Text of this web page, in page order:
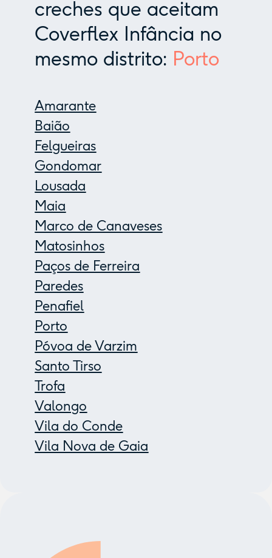
creches que aceitam
Coverflex Infância no
mesmo distrito: Porto
Amarante
Baião
Felgueiras
Gondomar
Lousada
Maia
Marco de Canaveses
Matosinhos
Paços de Ferreira
Paredes
Penafiel
Porto
Póvoa de Varzim
Santo Tirso
Trofa
Valongo
Vila do Conde
Vila Nova de Gaia